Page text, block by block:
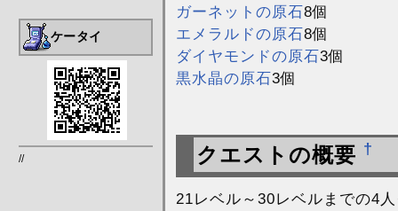
ケータイ
//
ガーネットの原石8個
エメラルドの原石8個
ダイヤモンドの原石3個
黒水晶の原石3個
クエストの概要 †
21レベル～30レベルまでの4